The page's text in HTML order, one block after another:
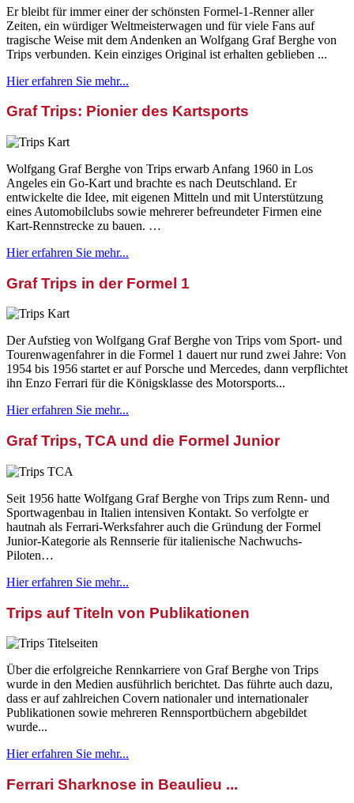
Er bleibt für immer einer der schönsten Formel-1-Renner aller
Zeiten, ein würdiger Weltmeisterwagen und für viele Fans auf
tragische Weise mit dem Andenken an Wolfgang Graf Berghe von
Trips verbunden. Kein einziges Original ist erhalten geblieben ...
Hier erfahren Sie mehr...
Graf Trips: Pionier des Kartsports
Wolfgang Graf Berghe von Trips erwarb Anfang 1960 in Los
Angeles ein Go-Kart und brachte es nach Deutschland. Er
entwickelte die Idee, mit eigenen Mitteln und mit Unterstützung
eines Automobilclubs sowie mehrerer befreundeter Firmen eine
Kart-Rennstrecke zu bauen. …
Hier erfahren Sie mehr...
Graf Trips in der Formel 1
Der Aufstieg von Wolfgang Graf Berghe von Trips vom Sport- und
Tourenwagenfahrer in die Formel 1 dauert nur rund zwei Jahre: Von
1954 bis 1956 startet er auf Porsche und Mercedes, dann verpflichtet
ihn Enzo Ferrari für die Königsklasse des Motorsports...
Hier erfahren Sie mehr...
Graf Trips, TCA und die Formel Junior
Seit 1956 hatte Wolfgang Graf Berghe von Trips zum Renn- und
Sportwagenbau in Italien intensiven Kontakt. So verfolgte er
hautnah als Ferrari-Werksfahrer auch die Gründung der Formel
Junior-Kategorie als Rennserie für italienische Nachwuchs-
Piloten…
Hier erfahren Sie mehr...
Trips auf Titeln von Publikationen
Über die erfolgreiche Rennkarriere von Graf Berghe von Trips
wurde in den Medien ausführlich berichtet. Das führte auch dazu,
dass er auf zahlreichen Covern nationaler und internationaler
Publikationen sowie mehreren Rennsportbüchern abgebildet
wurde...
Hier erfahren Sie mehr...
Ferrari Sharknose in Beaulieu ...